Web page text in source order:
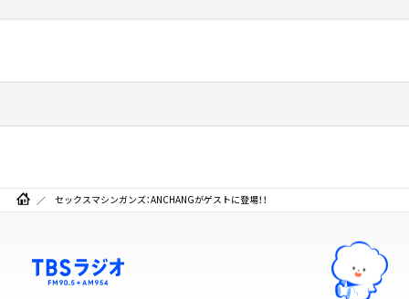
セックスマシンガンズ：ANCHANGがゲストに登場！！